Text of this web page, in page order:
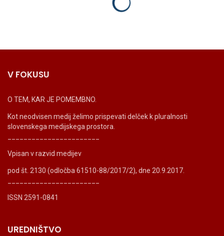
V FOKUSU
O TEM, KAR JE POMEMBNO.
Kot neodvisen medij želimo prispevati delček k pluralnosti
slovenskega medijskega prostora.
Vpisan v razvid medijev
pod št. 2130 (odločba 61510-88/2017/2), dne 20.9.2017.
ISSN 2591-0841
UREDNIŠTVO